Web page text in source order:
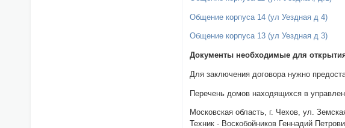
Общение корпуса 14 (ул Уездная д 4)
Общение корпуса 13 (ул Уездная д 3)
Документы необходимые для
Для заключения договора нужно
Перечень домов находящихся в
Московская область, г. Чехов, ул.
Техник - Воскобойников Геннадий